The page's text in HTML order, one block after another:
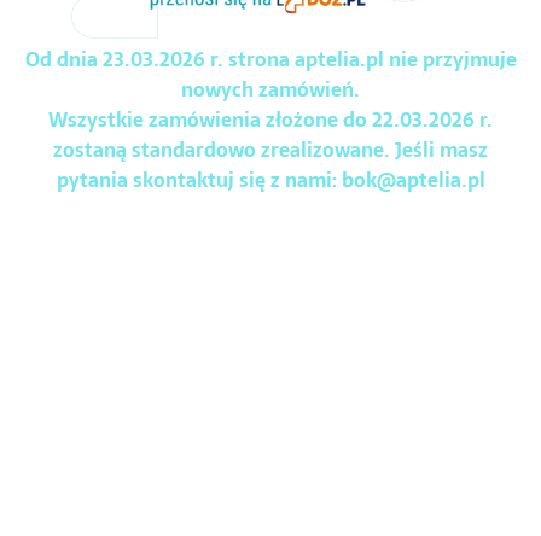
Od dnia 23.03.2026 r. strona aptelia.pl nie przyjmuje
nowych zamówień.
Wszystkie zamówienia złożone do 22.03.2026 r.
zostaną standardowo zrealizowane. Jeśli masz
pytania skontaktuj się z nami:bok@aptelia.pl